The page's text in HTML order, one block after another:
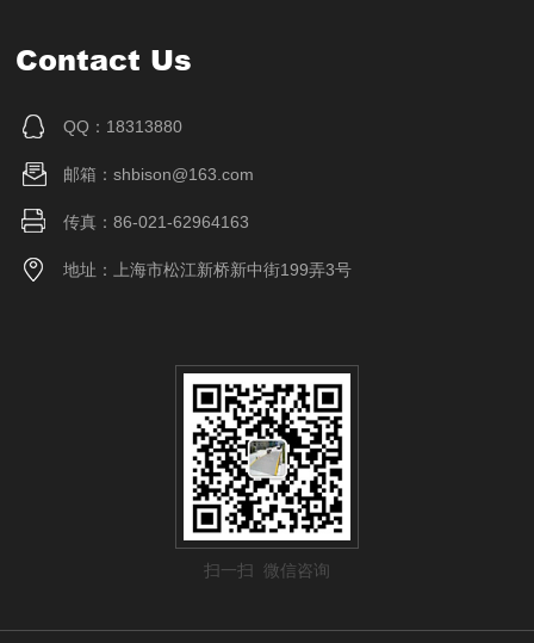
Contact Us
QQ：18313880
邮箱：shbison@163.com
传真：86-021-62964163
地址：上海市松江新桥新中街199弄3号
扫一扫 微信咨询